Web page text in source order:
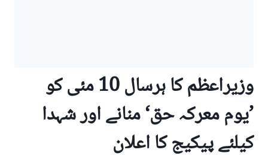
وزیراعظم کا ہرسال 10 مئی کو
’یوم معرکہ حق‘ منانے اور شہدا
کیلئے پیکیج کا اعلان